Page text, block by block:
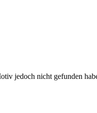
jedoch nicht gefunden